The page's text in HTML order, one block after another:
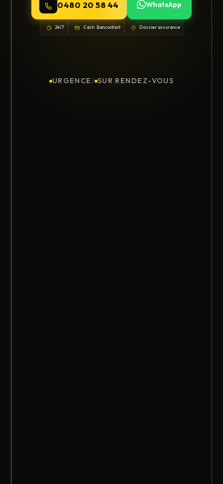
0480 20 58 44 WhatsApp
24/7 Cash · Bancontact Dossier assurance
URGENCE / SUR RENDEZ-VOUS